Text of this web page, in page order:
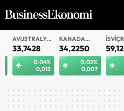
AVUSTRALYA
DOLARI
33,7428
0.04%
0,013
KANADA
DOLARI
34,2250
0.02%
0,007
İSVIÇRE
FRANKI